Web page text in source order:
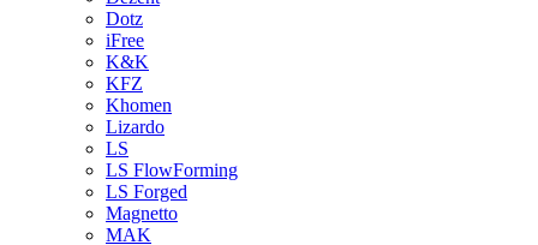
Dotz
iFree
K&K
KFZ
Khomen
Lizardo
LS
LS FlowForming
LS Forged
Magnetto
MAK